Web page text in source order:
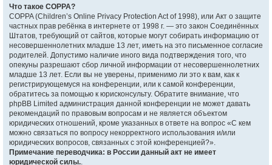
Что такое COPPA?
COPPA (Children’s Online Privacy Protection Act of 1998), или Акт о защите
частных прав ребёнка в интернете от 1998 г. — это закон Соединённых
Штатов, требующий от сайтов, которые могут собирать информацию от
несовершеннолетних младше 13 лет, иметь на это письменное согласие
родителей. Допустимо наличие иного вида подтверждения того, что
опекуны разрешают сбор личной информации от несовершеннолетних
младше 13 лет. Если вы не уверены, применимо ли это к вам, как к
регистрирующемуся на конференции, или к самой конференции,
обратитесь за помощью к юрисконсульту. Обратите внимание, что
phpBB Limited администрация данной конференции не может давать
рекомендаций по правовым вопросам и не является объектом
юридических отношений, кроме указанных в ответе на вопрос «С кем
можно связаться по вопросу некорректного использования и/или
юридических вопросов, связанных с этой конференцией?».
Примечание переводчика: в России данный акт не имеет
юридической силы..